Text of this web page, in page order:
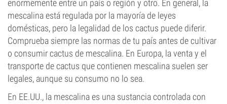
enormemente entre un país o región y otro. En general, la
mescalina está regulada por la mayoría de leyes
domésticas, pero la legalidad de los cactus puede diferir.
Comprueba siempre las normas de tu país antes de cultivar
o consumir cactus de mescalina. En Europa, la venta y el
transporte de cactus que contienen mescalina suelen ser
legales, aunque su consumo no lo sea.
En EE.UU., la mescalina es una sustancia controlada con